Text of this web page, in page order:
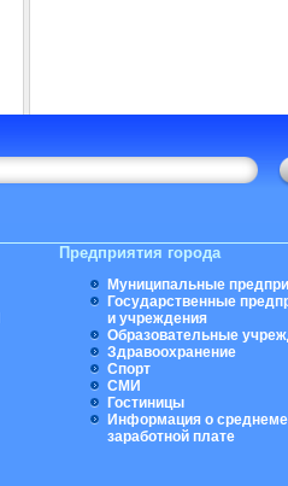
Предприятия города
Муниципальные
Государственные
и учреждения
Образовательные
Здравоохранение
Спорт
СМИ
Гостиницы
Информация о
заработной плате